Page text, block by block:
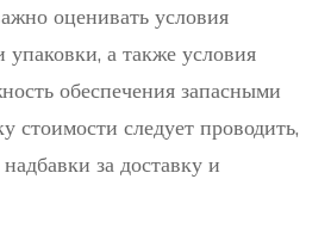
оценивать условия
упаковки, а также условия
обеспечения запасными
стоимости следует проводить,
за доставку и